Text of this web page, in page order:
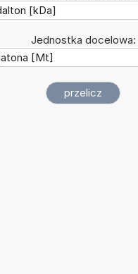
Jednostka docelowa: